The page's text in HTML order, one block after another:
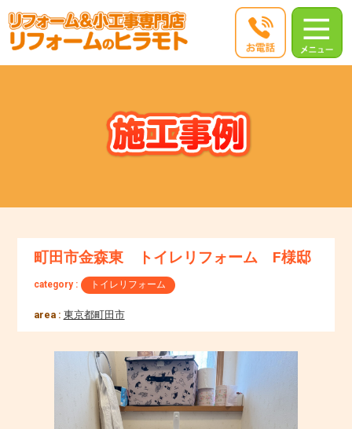
町田市金森東 トイレリフォーム F様邸
category : トイレリフォーム
area : 東京都町田市